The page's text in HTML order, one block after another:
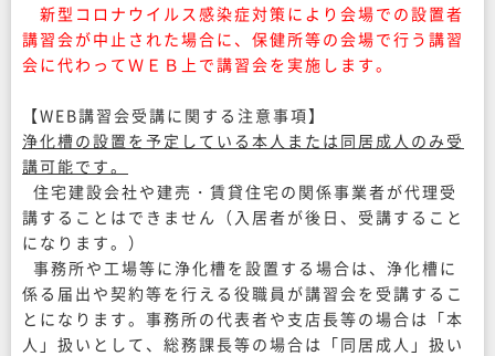
新型コロナウイルス感染症対策により会場での設置者
講習会が中止された場合に、保健所等の会場で行う講習
会に代わってＷＥＢ上で講習会を実施します。
【WEB講習会受講に関する注意事項】
浄化槽の設置を予定している本人または同居成人のみ受
講可能です。
住宅建設会社や建売・賃貸住宅の関係事業者が代理受
講することはできません（入居者が後日、受講すること
になります。）
事務所や工場等に浄化槽を設置する場合は、浄化槽に
係る届出や契約等を行える役職員が講習会を受講するこ
とになります。事務所の代表者や支店長等の場合は「本
人」扱いとして、総務課長等の場合は「同居成人」扱い